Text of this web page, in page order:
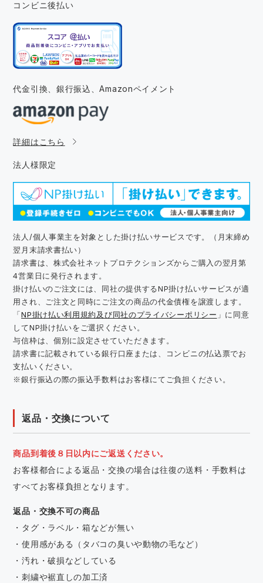
コンビニ後払い
代金引換、銀行振込、Amazonペイメント
詳細はこちら
法人様限定
法人/個人事業主を対象とした掛け払いサービスです。（月末締め
翌月末請求書払い）
請求書は、株式会社ネットプロテクションズからご購入の翌月第
4営業日に発行されます。
掛け払いのご注文には、同社の提供するNP掛け払いサービスが適
用され、ご注文と同時にご注文の商品の代金債権を譲渡します。
「NP掛け払い利用規約及び同社のプライバシーポリシー 」に同意
してNP掛け払いをご選択ください。
与信枠は、個別に設定させていただきます。
請求書に記載されている銀行口座または、コンビニの払込票でお
支払いください。
※銀行振込の際の振込手数料はお客様にてご負担ください。
返品・交換について
商品到着後８日以内にご返送ください。
お客様都合による返品・交換の場合は往復の送料・手数料は
すべてお客様負担となります。
返品・交換不可の商品
・タグ・ラベル・箱などが無い
・使用感がある（タバコの臭いや動物の毛など）
・汚れ・破損などしている
・刺繍や裾直しの加工済